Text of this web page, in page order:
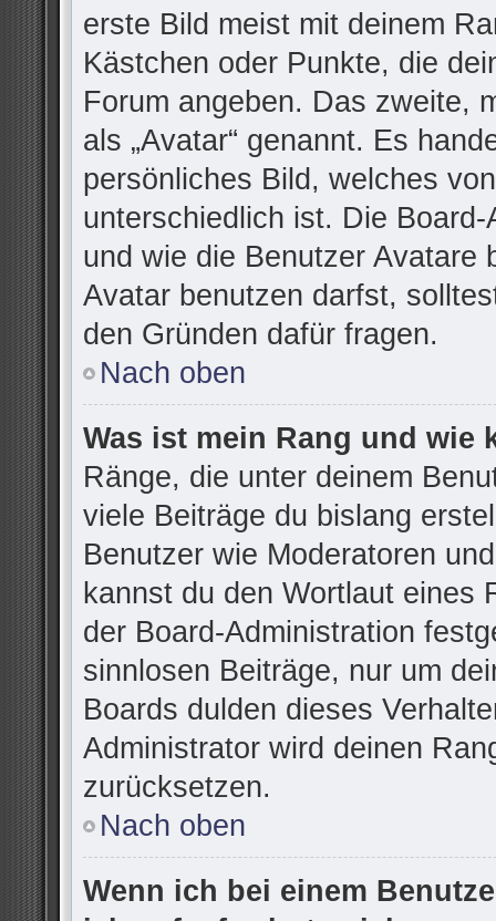
erste Bild meist mit deinem
Kästchen oder Punkte, die
Forum angeben. Das zweite,
als „Avatar“ genannt. Es
persönliches Bild, welches
unterschiedlich ist. Die
und wie die Benutzer Avatare
Avatar benutzen darfst,
den Gründen dafür fragen.
Nach oben
Was ist mein Rang und wie
Ränge, die unter deinem
viele Beiträge du bislang
Benutzer wie Moderatoren
kannst du den Wortlaut eines
der Board-Administration
sinnlosen Beiträge, nur um
Boards dulden dieses
Administrator wird deinen
zurücksetzen.
Nach oben
Wenn ich bei einem